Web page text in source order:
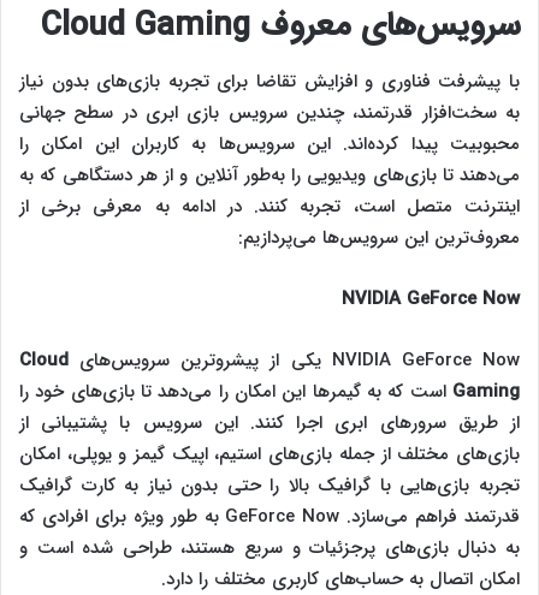
سرویس‌های معروف Cloud Gaming
با پیشرفت فناوری و افزایش تقاضا برای تجربه بازی‌های بدون نیاز
به سخت‌افزار قدرتمند، چندین سرویس بازی ابری در سطح جهانی
محبوبیت پیدا کرده‌اند. این سرویس‌ها به کاربران این امکان را
می‌دهند تا بازی‌های ویدیویی را به‌طور آنلاین و از هر دستگاهی که به
اینترنت متصل است، تجربه کنند. در ادامه به معرفی برخی از
معروف‌ترین این سرویس‌ها می‌پردازیم:
NVIDIA GeForce Now
NVIDIA GeForce Now یکی از پیشروترین سرویس‌های
Cloud
Gaming است که به گیمرها این امکان را می‌دهد تا بازی‌های خود را
از طریق سرورهای ابری اجرا کنند. این سرویس با پشتیبانی از
بازی‌های مختلف از جمله بازی‌های استیم، اپیک گیمز و یوپلی، امکان
تجربه بازی‌هایی با گرافیک بالا را حتی بدون نیاز به کارت گرافیک
قدرتمند فراهم می‌سازد. GeForce Now به طور ویژه برای افرادی که
به دنبال بازی‌های پرجزئیات و سریع هستند، طراحی شده است و
امکان اتصال به حساب‌های کاربری مختلف را دارد.